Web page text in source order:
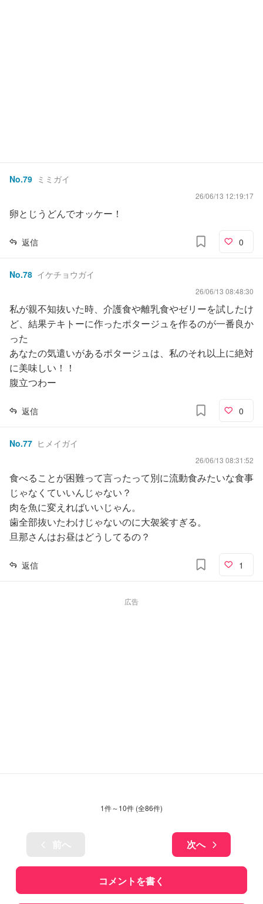
No.79 ミミガイ
26/06/13 12:19:17
卵とじうどんでオッケー！
返信 0
No.78 イケチョウガイ
26/06/13 08:48:30
私が親不知抜いた時、介護食や離乳食やゼリーを試したけ
ど、結果テキトーに作ったポタージュを作るのが一番良か
った
あなたの気遣いがあるポタージュは、私のそれ以上に絶対
に美味しい！！
腹立つわー
返信 0
No.77 ヒメイガイ
26/06/13 08:31:52
食べることが困難って言ったって別に流動食みたいな食事
じゃなくていいんじゃない？
肉を魚に変えればいいじゃん。
歯全部抜いたわけじゃないのに大袈裟すぎる。
旦那さんはお昼はどうしてるの？
返信 1
広告
1件～10件 (全86件)
次へ
コメントを書く